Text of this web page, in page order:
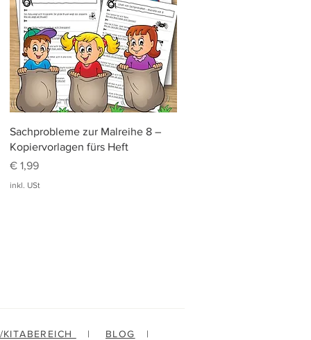
Schnellansicht
Sachprobleme zur Malreihe 8 –
Kopiervorlagen fürs Heft
Preis
€ 1,99
inkl. USt
| BLOG
|